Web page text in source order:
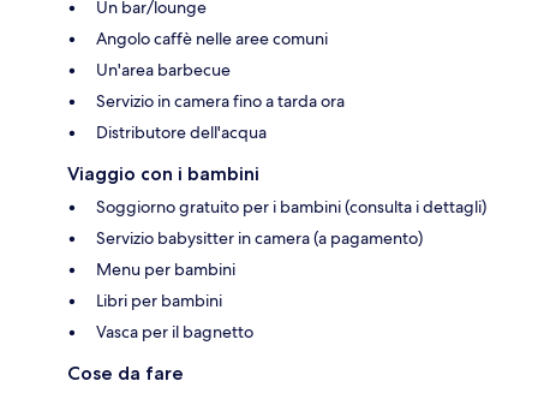
Un bar/lounge
Angolo caffè nelle aree comuni
Un'area barbecue
Servizio in camera fino a tarda ora
Distributore dell'acqua
Viaggio con i bambini
Soggiorno gratuito per i bambini (consulta i dettagli)
Servizio babysitter in camera (a pagamento)
Menu per bambini
Libri per bambini
Vasca per il bagnetto
Cose da fare